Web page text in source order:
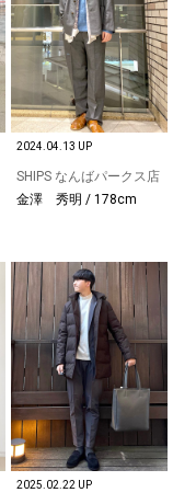
2024.04.13 UP
SHIPS なんばパークス店
金澤 秀明 / 178cm
2025.02.22 UP